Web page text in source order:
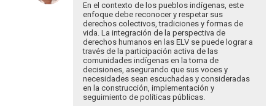
Estimada
Luciana,
parece
muy…
Gracedede
En el contexto de los pueblos indígenas, este
enfoque debe reconocer y respetar sus
derechos colectivos, tradiciones y formas de
vida. La integración de la perspectiva de
derechos humanos en las ELV se puede lograr a
través de la participación activa de las
comunidades indígenas en la toma de
decisiones, asegurando que sus voces y
necesidades sean escuchadas y consideradas
en la construcción, implementación y
seguimiento de políticas públicas.